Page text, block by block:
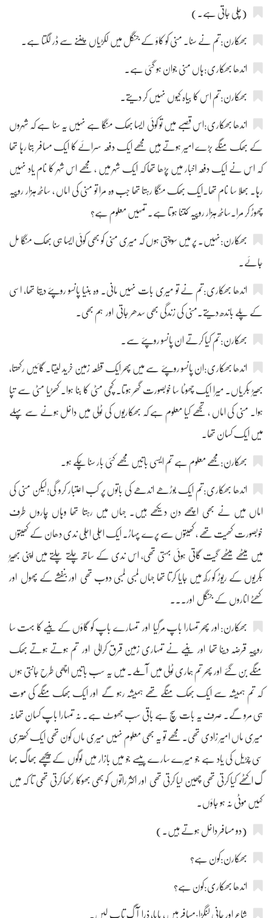
(چلی جاتی ہے۔)
بھکارن:تم نے سنا۔ منی کو کاؤ کے جنگل میں لکڑیاں چننے سے ڈر لگتا ہے۔
اندھا بھکاری:ہاں منی جوان ہو گئی ہے۔
بھکارن:تم اس کا بیاہ کیوں نہیں کر دیتے۔
اندھا بھکاری:اس قصبے میں تو کوئی ایسا بھک منگا ہے نہیں یہ سنا ہے کہ شہروں
کے بھک منگے بڑے امیر ہوتے ہیں مجھے ایک دفعہ سرائے کا ایک مسافر بتا رہا تھا
کہ اس نے ایک دفعہ اخبار میں پڑھا تھا کہ ایک شہر میں ، مجھے اس شہر کا نام یاد نہیں
رہا۔ بھلا سا نام تھا۔ایک بھک منگا رہتا تھا جب وہ مرا تو منی کی اماں ، ساٹھ ہزار روپیہ
چھوڑ کر مرا۔ساٹھ ہزار روپیہ کتنا ہوتا ہے۔ تمہیں معلوم ہے؟
بھکارن:نہیں۔ پر میں سوچتی ہوں کہ میری منی کو بھی کوئی ایسا ہی بھک منگا مل
جائے۔
اندھا بھکاری:تم نے تو میری بات نہیں مانی۔ وہ بنیا پانسو روپئے دیتا تھا، اسی
کے پلے باندھ دیتے۔منی کی زندگی بھی سدھر جاتی اور ہم بھی۔
بھکارن:تم کیا کرتے ان پانسو روپئے سے۔
اندھا بھکاری:ان پانسو روپئے سے میں پھر ایک قطعہ زمین خرید لیتا۔ گائیں رکھتا،
بھیڑ بکریاں۔ میرا ایک چھوٹا سا خوبصورت گھر ہوتا۔ کچی مٹی کا بنا ہوا۔ کھڑیا مٹی سے تپا
ہوا۔ منی کی اماں ، تجھے کیا معلوم ہے کہ بھکاریوں کی ٹولی میں داخل ہونے سے پہلے
میں ایک کسان تھا۔
بھکارن:مجھے معلوم ہے تم ایسی باتیں مجھے کئی بار سنا چکے ہو۔
اندھا بھکاری:تم ایک بوڑھے اندھے کی باتوں پر کب اعتبار کرو گی!لیکن منی کی
اماں میں نے بھی اچھے دن دیکھے ہیں۔ جہاں میں رہتا تھا وہاں چاروں طرف
خوبصورت کھیت تھے ، کھیتوں سے پرے پہاڑ۔ ایک اجلی اجلی ندی دھان کے کھیتوں
میں میٹھے میٹھے گیت گاتی ہوئی بہتی تھی، اس ندی کے ساتھ چلتے چلتے میں اپنی بھیڑ
بکریوں کے ریوڑ کو رکھ میں جایا کرتا تھا جہاں لمبی لمبی دوب تھی اور بنفشے کے پھول اور
کھٹے اناروں کے جنگل اور۔۔۔
بھکارن: اور پھر تمہارا باپ مرگیا اور تمہارے باپ کو گاؤں کے بنیے کا بہت سا
روپیہ قرضہ دینا تھا اور بنیے نے تمہاری زمین قرق کرالی اور تم ہوتے ہوتے بھک
منگے بن گئے اور پھر تم ہماری ٹولی میں آملے۔ میں یہ سب باتیں اچھی طرح جانتی ہوں
کہ تم ہمیشہ سے ایک بھک منگے تھے ہمیشہ رہو گے اور ایک بھک منگے کی موت
ہی مرو گے۔ صرف یہ بات سچ ہے باقی سب جھوٹ ہے۔ نہ تمہارا باپ کسان تھانہ
میری ماں امیر زادی تھی۔ مجھے تو یہ بھی معلوم نہیں میری ماں کون تھی ایک کھتری
سی چڑیل کی یاد ہے جو میرے سارے پیسے جو میں بازار میں لوگوں کے پیچھے بھاگ بھا
گ اکٹھے کیا کرتی تھی چھین لیا کرتی تھی اور اکثر راتوں کو بھی بھوکا رکھا کرتی تھی تا کہ میں
کہیں موٹی نہ ہو جاؤں۔
(دو مسافر داخل ہوتے ہیں۔)
بھکارن:کون ہے؟
اندھا بھکاری:کون ہے؟
شاعر اور جانی لنگڑا:مسافر ہیں ، بابا، ذرا آگ تاپ لیں۔